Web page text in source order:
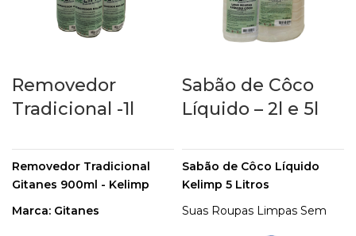
nas suas tarefas mais difíceis
por toda a casa.
dar brilho para suas louças e
utensílios de cozinha.
Removedor
Tradicional -1l
Removedor Tradicional
Gitanes 900ml - Kelimp
Marca: Gitanes
Sabão de Côco
Líquido – 2l e 5l
Sabão de Côco Líquido
Kelimp 5 Litros
Suas Roupas Limpas Sem